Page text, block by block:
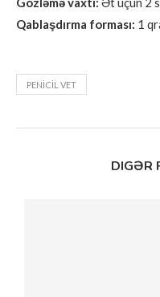
Qablaşdırma forması: 1
PENİCİL VET
DIGƏR